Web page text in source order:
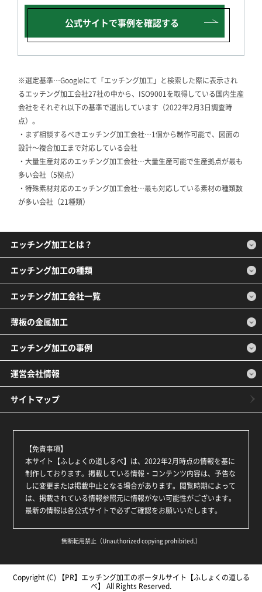
公式サイトで事例を確認する
※選定基準…Googleにて「エッチング加工」と検索した際に表示され
るエッチング加工会社27社の中から、ISO9001を取得している国内生産
会社をそれぞれ以下の基準で選出しています（2022年2月3日調査時
点）。
・まず相談するべきエッチング加工会社…1個から制作可能で、図面の
設計～複合加工まで対応している会社
・大量生産対応のエッチング加工会社…大量生産可能で生産拠点が最も
多い会社（5拠点）
・特殊素材対応のエッチング加工会社…最も対応している素材の種類数
が多い会社（21種類）
エッチング加工とは？
エッチング加工の種類
エッチング加工会社一覧
薄板の金属加工
エッチング加工の事例
運営会社情報
サイトマップ
【免責事項】
本サイト【ふしょくの道しるべ】は、2022年2月時点の情報を基に
制作しております。掲載している情報・コンテンツ内容は、予告な
しに変更または掲載中止となる場合があります。閲覧時期によって
は、掲載されている情報参照元に情報がない可能性がございます。
最新の情報は各公式サイトで必ずご確認をお願いいたします。
無断転用禁止（Unauthorized copying prohibited.）
Copyright (C)
エッチング加工のポータルサイト【ふしょくの道しる
べ】
All Rights Reserved.